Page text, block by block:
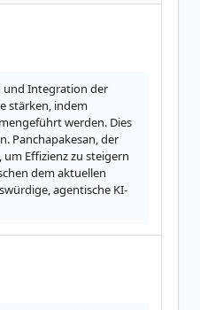
und Integration der
stärken, indem
werden. Dies
Panchapakesan, der
Effizienz zu steigern
dem aktuellen
agentische KI-